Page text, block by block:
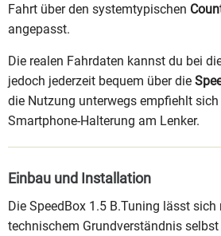
Fahrt über den systemtypischen
angepasst.
Die realen Fahrdaten kannst du bei
jedoch jederzeit bequem über die
die Nutzung unterwegs empfiehlt
Smartphone-Halterung am Lenker.
Einbau und Installation
Die SpeedBox 1.5 B.Tuning lässt
technischem Grundverständnis